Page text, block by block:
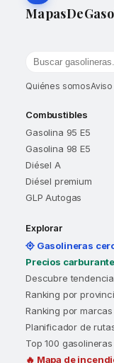
Buscar gasolineras
Quiénes somos
Combustibles
Gasolina 95 E5
Gasolina 98 E5
Diésel A
Diésel premium
GLP Autogas
Explorar
Gasolineras
Precios
Descubre
Ranking por
Ranking por marcas
Planificador de
Top 100 gasolineras
🔥 Mapa de